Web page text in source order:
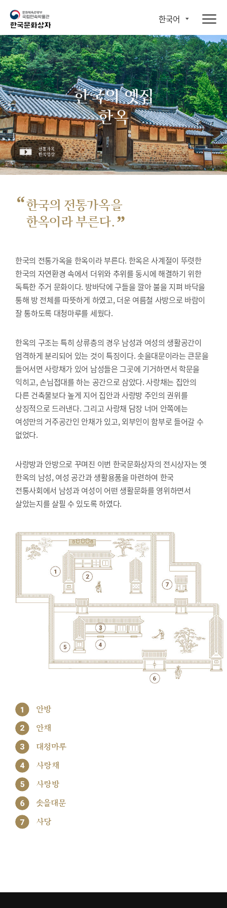
한국어
한국의 옛집
한옥
“한국의 전통가옥을
한옥이라 부른다. ”
한국의 전통가옥을 한옥이라 부른다. 한옥은 사계절이 뚜렷한
한국의 자연환경 속에서 더위와 추위를 동시에 해결하기 위한
독특한 주거 문화이다. 방바닥에 구들을 깔아 불을 지펴 바닥을
통해 방 전체를 따뜻하게 하였고, 더운 여름철 사방으로 바람이
잘 통하도록 대청마루를 세웠다.
한옥의 구조는 특히 상류층의 경우 남성과 여성의 생활공간이
엄격하게 분리되어 있는 것이 특징이다. 솟을대문이라는 큰문을
들어서면 사랑채가 있어 남성들은 그곳에 기거하면서 학문을
익히고, 손님접대를 하는 공간으로 삼았다. 사랑채는 집안의
다른 건축물보다 높게 지어 집안과 사랑방 주인의 권위를
상징적으로 드러낸다. 그리고 사랑채 담장 너머 안쪽에는
여성만의 거주공간인 안채가 있고, 외부인이 함부로 들어갈 수
없었다.
사랑방과 안방으로 꾸며진 이번 한국문화상자의 전시상자는 옛
한옥의 남성, 여성 공간과 생활용품을 마련하여 한국
전통사회에서 남성과 여성이 어떤 생활문화를 영위하면서
살았는지를 살필 수 있도록 하였다.
1 안방
2 안채
3 대청마루
4 사랑채
5 사랑방
6 솟을대문
7 사당